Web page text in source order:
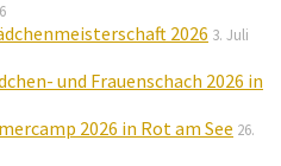
2026 3. Juli
und Frauenschach 2026 in
2026 in Rot am See 26.